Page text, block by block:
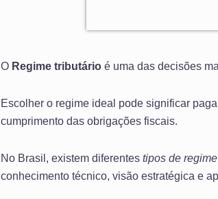
O Regime tributário é uma das decisões
Escolher o regime ideal pode significar
cumprimento das obrigações fiscais.
No Brasil, existem diferentes tipos de
conhecimento técnico, visão estratégica e